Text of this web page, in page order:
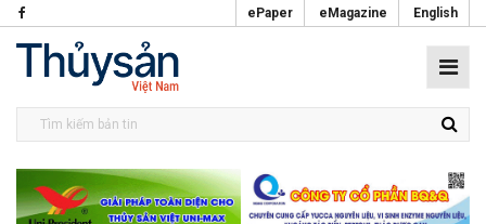
ePaper eMagazine English